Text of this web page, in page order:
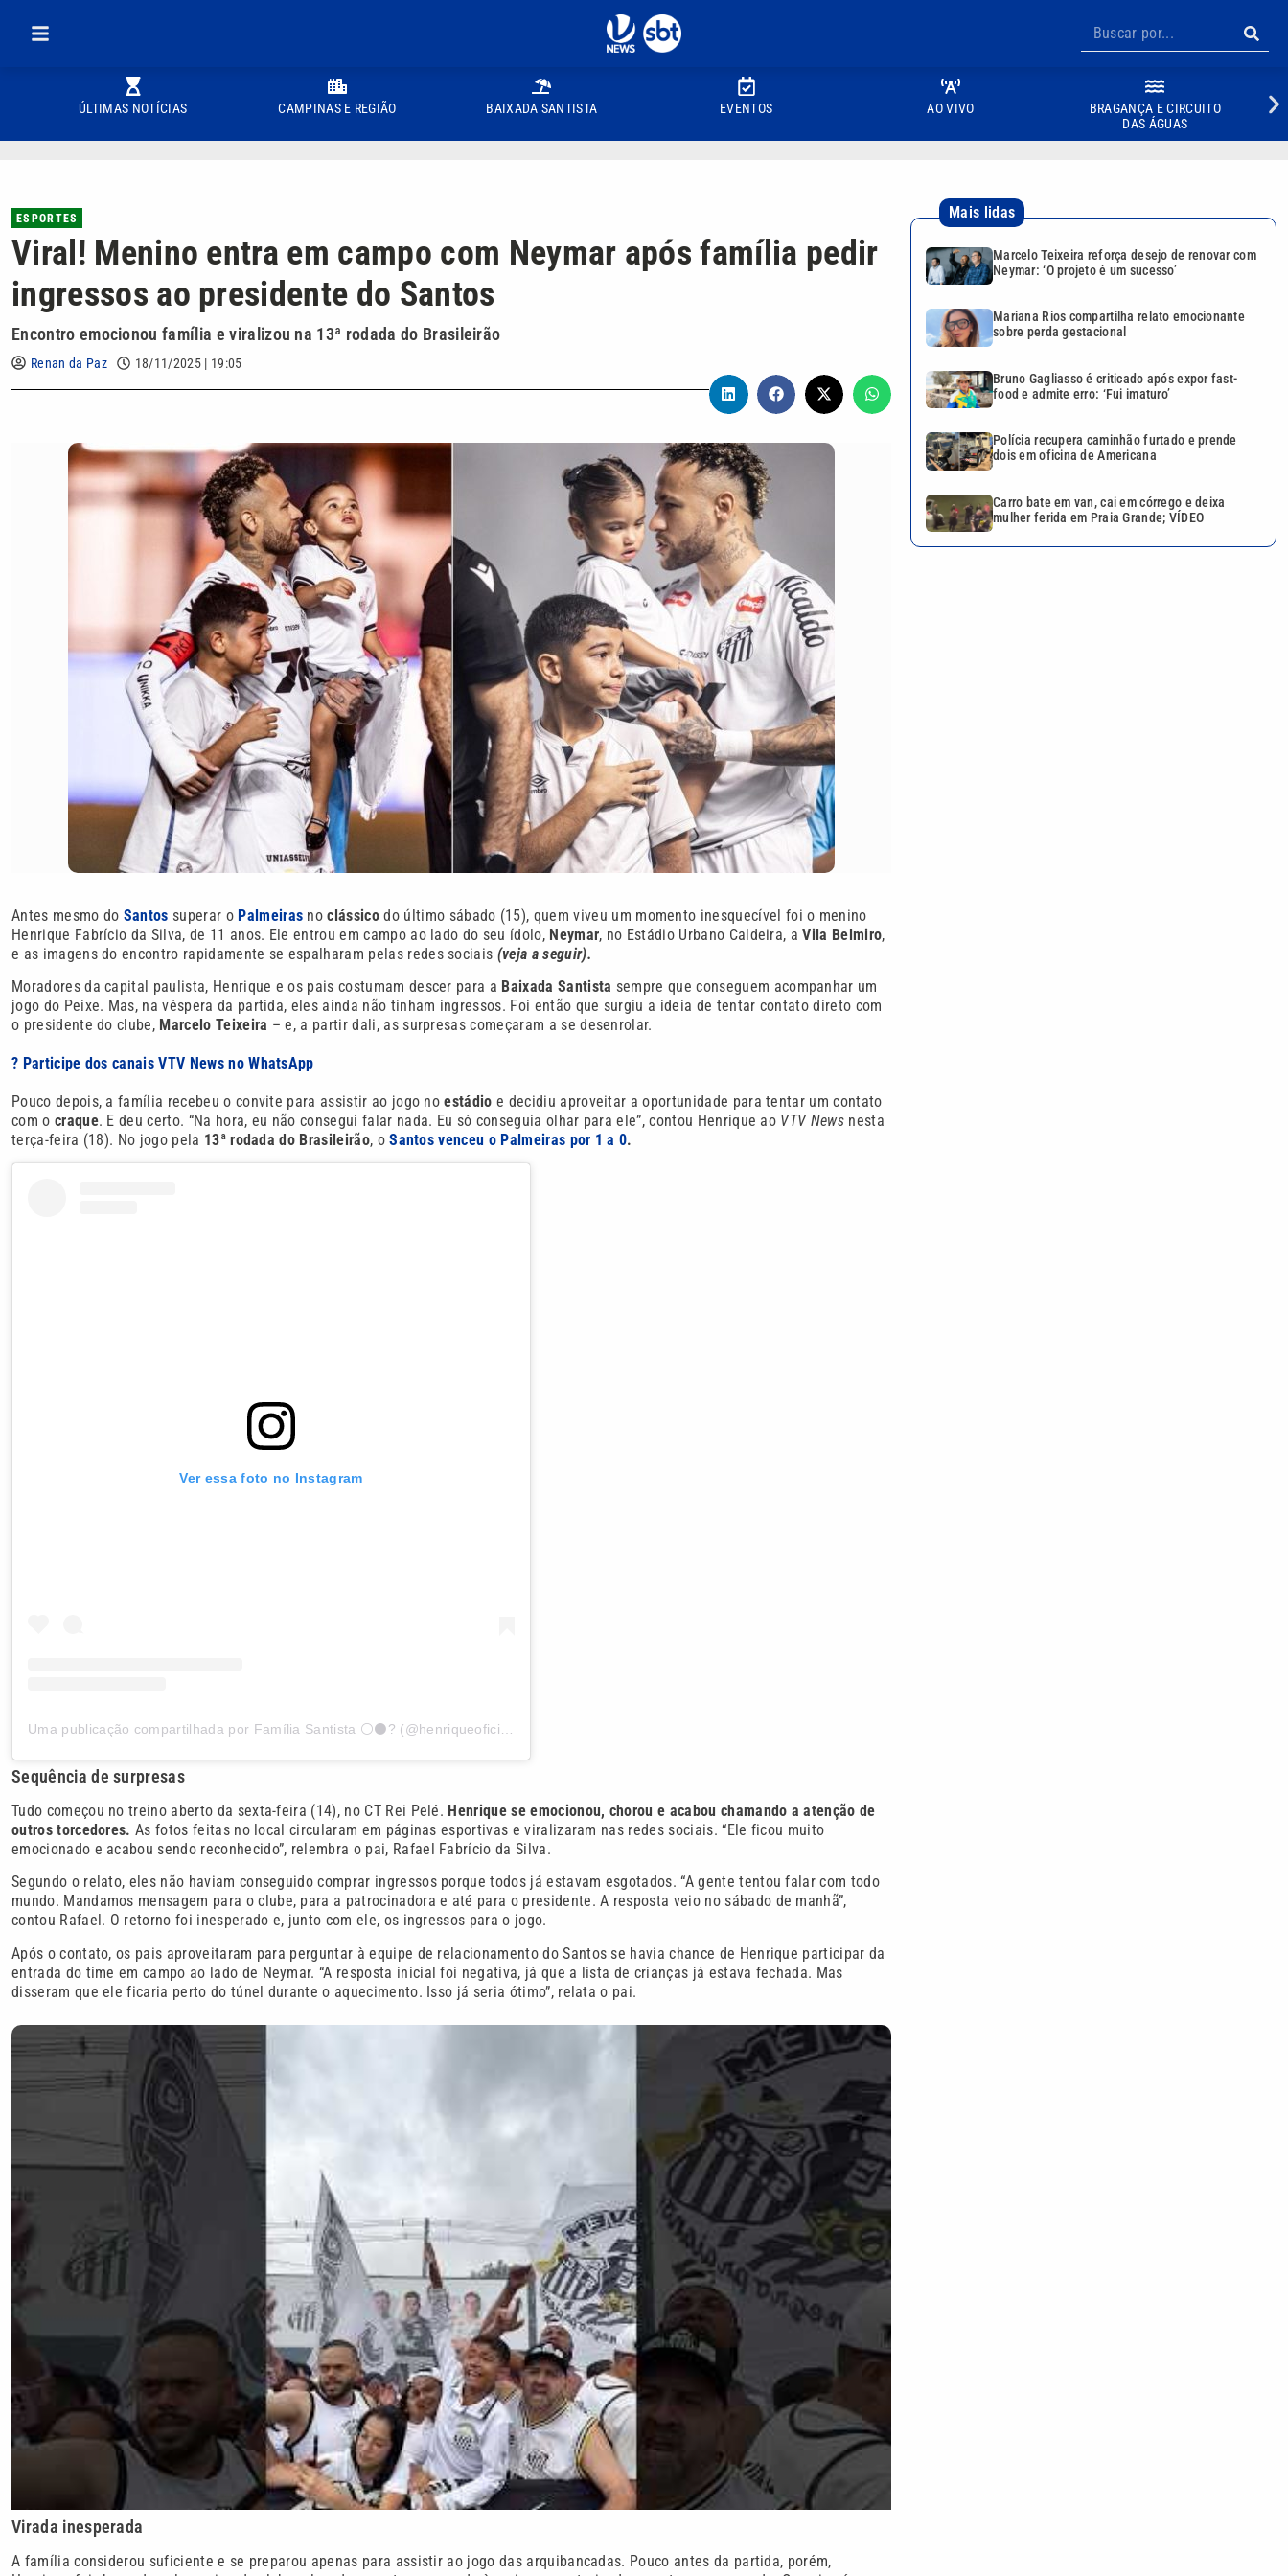
ÚLTIMAS NOTÍCIAS CAMPINAS E REGIÃO BAIXADA SANTISTA EVENTOS AO VIVO
BRAGANÇA E CIRCUITO
DAS ÁGUAS
ESPORTES
Viral! Menino entra em campo com Neymar após família pedir
ingressos ao presidente do Santos
Encontro emocionou família e viralizou na 13ª rodada do Brasileirão
Renan da Paz 18/11/2025 | 19:05
Antes mesmo do Santos superar o Palmeiras noclássicodo último sábado (15), quem viveu um momento inesquecível foi o menino
Henrique Fabrício da Silva, de 11 anos. Ele entrou em campo ao lado do seu ídolo, Neymar, no Estádio Urbano Caldeira, aVila Belmiro,
e as imagens do encontro rapidamente se espalharam pelas redes sociais (veja a seguir).
Moradores da capital paulista, Henrique e os pais costumam descer para a Baixada Santista sempre que conseguem acompanhar um
jogo do Peixe. Mas, na véspera da partida, eles ainda não tinham ingressos. Foi então que surgiu a ideia de tentar contato direto com
o presidente do clube, Marcelo Teixeira – e, a partir dali, as surpresas começaram a se desenrolar.
? Participe dos canais VTV News no WhatsApp
Pouco depois, a família recebeu o convite para assistir ao jogo noestádio e decidiu aproveitar a oportunidade para tentar um contato
com o craque. E deu certo. “Na hora, eu não consegui falar nada. Eu só conseguia olhar para ele”, contou Henrique ao VTV News nesta
terça-feira (18). No jogo pela 13ª rodada do Brasileirão, oSantos venceu o Palmeiras por 1 a 0.
Ver essa foto no Instagram
Sequência de surpresas
Tudo começou no treino aberto da sexta-feira (14), no CT Rei Pelé. Henrique se emocionou, chorou e acabou chamando a atenção de
outros torcedores. As fotos feitas no local circularam em páginas esportivas e viralizaram nas redes sociais. “Ele ficou muito
emocionado e acabou sendo reconhecido”, relembra o pai, Rafael Fabrício da Silva.
Segundo o relato, eles não haviam conseguido comprar ingressos porque todos já estavam esgotados. “A gente tentou falar com todo
mundo. Mandamos mensagem para o clube, para a patrocinadora e até para o presidente. A resposta veio no sábado de manhã”,
contou Rafael. O retorno foi inesperado e, junto com ele, os ingressos para o jogo.
Após o contato, os pais aproveitaram para perguntar à equipe de relacionamento do Santos se havia chance de Henrique participar da
entrada do time em campo ao lado de Neymar. “A resposta inicial foi negativa, já que a lista de crianças já estava fechada. Mas
disseram que ele ficaria perto do túnel durante o aquecimento. Isso já seria ótimo”, relata o pai.
Virada inesperada
A família considerou suficiente e se preparou apenas para assistir ao jogo das arquibancadas. Pouco antes da partida, porém,
Mais lidas
Marcelo Teixeira reforça desejo de renovar com
Neymar: ‘O projeto é um sucesso’
Mariana Rios compartilha relato emocionante
sobre perda gestacional
Bruno Gagliasso é criticado após expor fast-
food e admite erro: ‘Fui imaturo’
Polícia recupera caminhão furtado e prende
dois em oficina de Americana
Carro bate em van, cai em córrego e deixa
mulher ferida em Praia Grande; VÍDEO